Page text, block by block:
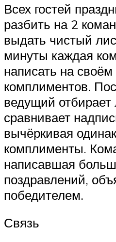
Всех гостей
разбить на 2
выдать чистый
минуты каждая
написать на
комплиментов.
ведущий отбирает
сравнивает
вычёркивая
комплименты.
написавшая
поздравлений,
победителем.
Связь